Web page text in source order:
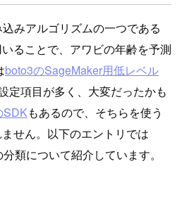
みアルゴリズムの一つである
ることで、アワビの年齢を予測
boto3のSageMaker用低レベル
定項目が多く、大変だったかも
SDKもあるので、そちらを使う
せん。以下のエントリでは
類について紹介しています。